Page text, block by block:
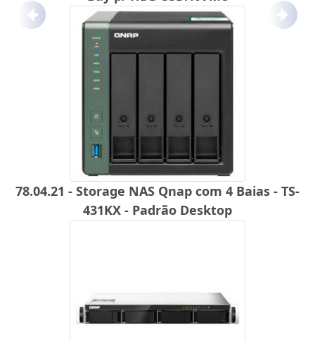
78.04.21 - Storage NAS Qnap com 4 Baias - TS-
431KX - Padrão Desktop
Anterior